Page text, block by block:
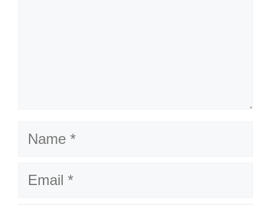
Name
Email